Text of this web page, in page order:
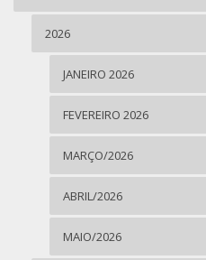
2026
JANEIRO 2026
FEVEREIRO 2026
MARÇO/2026
ABRIL/2026
MAIO/2026